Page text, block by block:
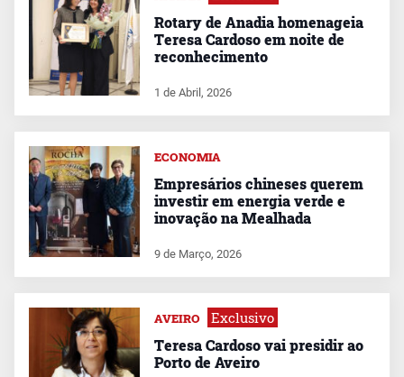
Rotary de Anadia homenageia
Teresa Cardoso em noite de
reconhecimento
1 de Abril, 2026
ECONOMIA
Empresários chineses querem
investir em energia verde e
inovação na Mealhada
9 de Março, 2026
AVEIRO Exclusivo
Teresa Cardoso vai presidir ao
Porto de Aveiro